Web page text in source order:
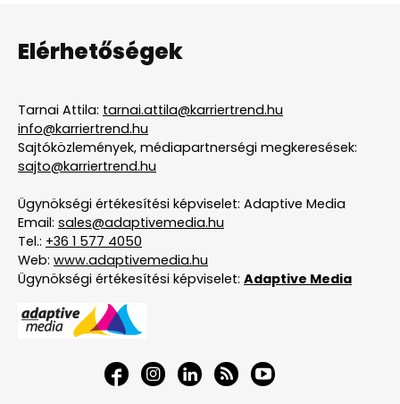
Elérhetőségek
Tarnai Attila: tarnai.attila@karriertrend.hu
info@karriertrend.hu
Sajtóközlemények, médiapartnerségi megkeresések:
sajto@karriertrend.hu
Ügynökségi értékesítési képviselet: Adaptive Media
Email: sales@adaptivemedia.hu
Tel.: +36 1 577 4050
Web: www.adaptivemedia.hu
Ügynökségi értékesítési képviselet: Adaptive Media